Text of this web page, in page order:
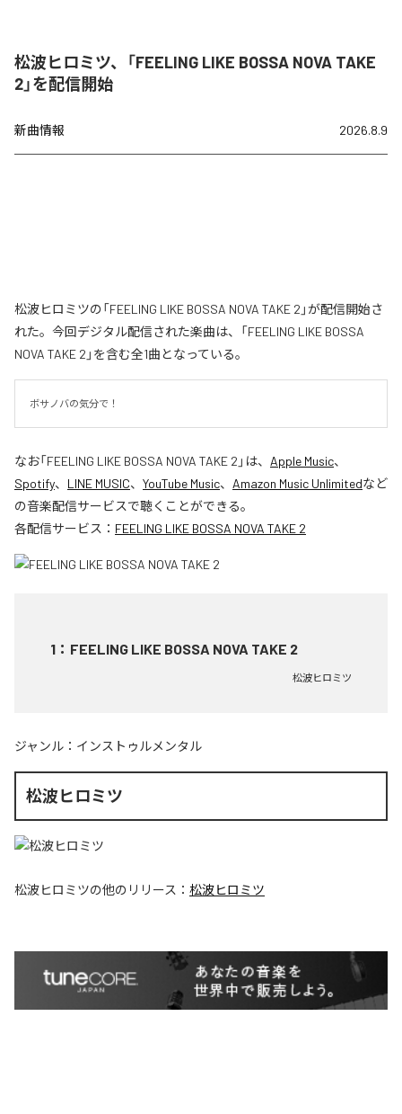
松波ヒロミツ、「FEELING LIKE BOSSA NOVA TAKE
2」を配信開始
新曲情報 2026.8.9
松波ヒロミツの「FEELING LIKE BOSSA NOVA TAKE 2」が配信開始さ
れた。今回デジタル配信された楽曲は、「FEELING LIKE BOSSA
NOVA TAKE 2」を含む全1曲となっている。
ボサノバの気分で！
なお「FEELING LIKE BOSSA NOVA TAKE 2 」は、 Apple Music、
Spotify、 LINE MUSIC、 YouTube Music、 Amazon Music Unlimitedなど
の音楽配信サービスで聴くことができる。
各配信サービス： FEELING LIKE BOSSA NOVA TAKE 2
1 ： FEELING LIKE BOSSA NOVA TAKE 2
松波ヒロミツ
ジャンル： インストゥルメンタル
松波ヒロミツ
松波ヒロミツの他のリリース： 松波ヒロミツ